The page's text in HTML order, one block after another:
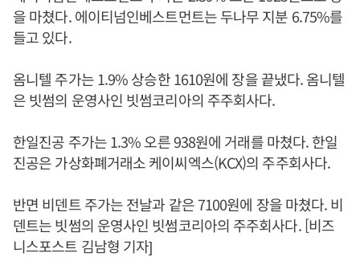
을 마쳤다. 에이티넘인베스트먼트는 두나무 지분 6.75%를
들고 있다.
옴니텔 주가는 1.9% 상승한 1610원에 장을 끝냈다. 옴니텔
은 빗썸의 운영사인 빗썸코리아의 주주회사다.
한일진공 주가는 1.3% 오른 938원에 거래를 마쳤다. 한일
진공은 가상화폐거래소 케이씨엑스(KCX)의 주주회사다.
반면 비덴트 주가는 전날과 같은 7100원에 장을 마쳤다. 비
덴트는 빗썸의 운영사인 빗썸코리아의 주주회사다. [비즈
니스포스트 김남형 기자]